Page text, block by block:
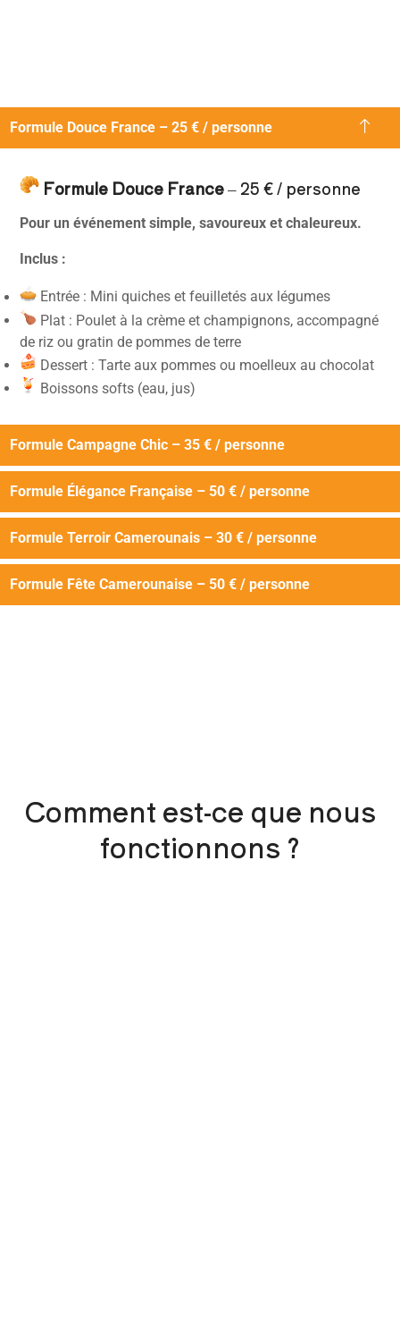
Formule Douce France – 25 € / personne
Formule Douce France– 25 € / personne
Pour un événement simple, savoureux et chaleureux.
Inclus :
Entrée : Mini quiches et feuilletés aux légumes
Plat : Poulet à la crème et champignons, accompagné
de riz ou gratin de pommes de terre
Dessert : Tarte aux pommes ou moelleux au chocolat
Boissons softs (eau, jus)
Formule Campagne Chic – 35 € / personne
Formule Élégance Française – 50 € / personne
Formule Terroir Camerounais – 30 € / personne
Formule Fête Camerounaise – 50 € / personne
Comment est-ce que nous
fonctionnons ?